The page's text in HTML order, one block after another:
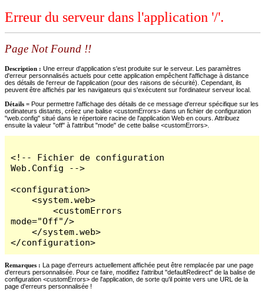
Erreur du serveur dans l'application '/'.
Page Not Found !!
Description : Une erreur d'application s'est produite sur le serveur. Les paramètres
d'erreur personnalisés actuels pour cette application empêchent l'affichage à distance
des détails de l'erreur de l'application (pour des raisons de sécurité). Cependant, ils
peuvent être affichés par les navigateurs qui s'exécutent sur l'ordinateur serveur local.
Détails = Pour permettre l'affichage des détails de ce message d'erreur spécifique sur les
ordinateurs distants, créez une balise <customErrors> dans un fichier de configuration
"web.config" situé dans le répertoire racine de l'application Web en cours. Attribuez
ensuite la valeur "off" à l'attribut "mode" de cette balise <customErrors>.
<!-- Fichier de configuration
Web.Config -->
<configuration>
    <system.web>
        <customErrors
mode="Off"/>
    </system.web>
</configuration>
Remarques : La page d'erreurs actuellement affichée peut être remplacée par une page
d'erreurs personnalisée. Pour ce faire, modifiez l'attribut "defaultRedirect" de la balise de
configuration <customErrors> de l'application, de sorte qu'il pointe vers une URL de la
page d'erreurs personnalisée !